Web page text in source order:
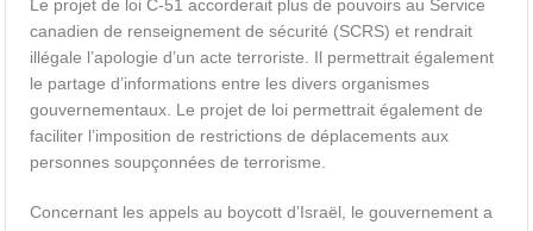
Le projet de loi C-51 accorderait plus de pouvoirs au Service
canadien de renseignement de sécurité (SCRS) et rendrait
illégale l’apologie d’un acte terroriste. Il permettrait également
le partage d’informations entre les divers organismes
gouvernementaux. Le projet de loi permettrait également de
faciliter l’imposition de restrictions de déplacements aux
personnes soupçonnées de terrorisme.
Concernant les appels au boycott d’Israël, le gouvernement a